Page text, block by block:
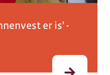
willen hun